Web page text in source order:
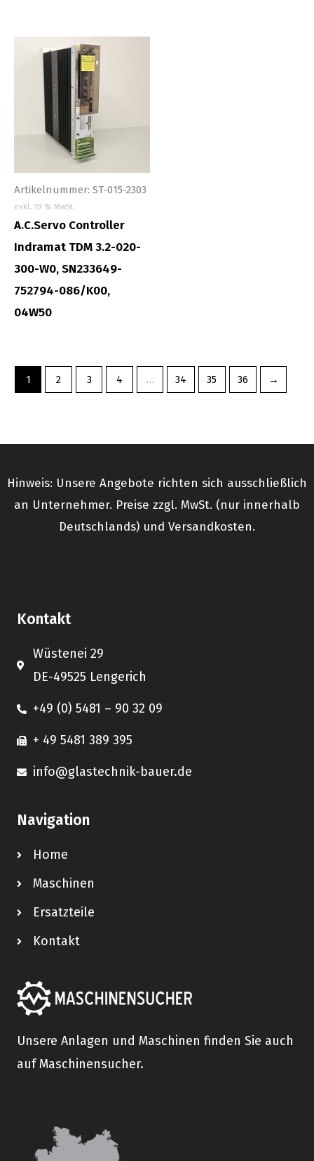
Artikelnummer: ST-015-2303
exkl. 19 % MwSt.
A.C.Servo Controller
Indramat TDM 3.2-020-
300-W0, SN233649-
752794-086/K00,
04W50
1 2 3 4 … 34 35 36 →
Hinweis: Unsere Angebote richten sich ausschließlich
an Unternehmer. Preise zzgl. MwSt. (nur innerhalb
Deutschlands) und Versandkosten.
Kontakt
Wüstenei 29
DE-49525 Lengerich
+49 (0) 5481 – 90 32 09
+ 49 5481 389 395
info@glastechnik-bauer.de
Navigation
Home
Maschinen
Ersatzteile
Kontakt
Unsere Anlagen und Maschinen finden Sie auch
auf Maschinensucher.